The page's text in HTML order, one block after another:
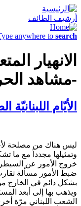
أرشيف الطائف
anywhere to search
الانهيار
-مشاهد
الأيّام اللبنانيّة
ليس هناك من مصلحة
وتمثيلها مجدداً مع ما
خروج الأمور عن
ضبط الأمور مسألة
بشكل دائم في الخارج
ويذهب بها إلى أبعد
الشعب اللبناني مرّة